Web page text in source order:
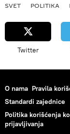
SVET POLITIKA
Twitter
O nama Pravila
Standardi zajednice
Politika korišćenja
prijavljivanja